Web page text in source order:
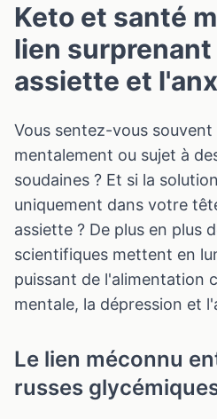
Keto et santé
lien
assiette et
Vous sentez-vous souvent
mentalement ou sujet à
soudaines ? Et si la
uniquement dans votre
assiette ? De plus en plus
scientifiques mettent en
puissant de l'alimentation
mentale, la dépression et
Le lien méconnu
russes